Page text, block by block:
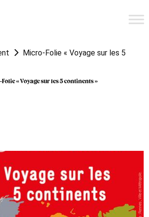
Micro-Folie « Voyage sur les 5
« Voyage sur les 5 continents »